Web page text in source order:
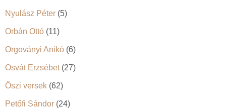
Nyulász Péter (5)
Orbán Ottó (11)
Orgoványi Anikó (6)
Osvát Erzsébet(27)
Őszi versek (62)
Petőfi Sándor (24)